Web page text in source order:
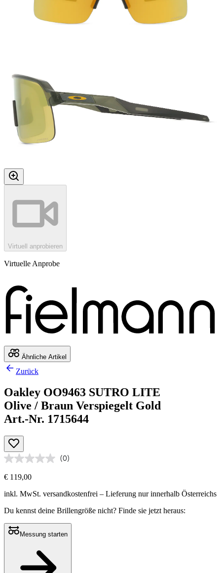
Virtuell anprobieren
Virtuelle Anprobe
Ähnliche Artikel
Zurück
Oakley OO9463 SUTRO LITE
Olive / Braun Verspiegelt Gold
Art.-Nr. 1715644
(0)
€ 119,00
inkl. MwSt. versandkostenfrei – Lieferung nur innerhalb Österreichs
Du kennst deine Brillengröße nicht? Finde sie jetzt heraus:
Messung starten